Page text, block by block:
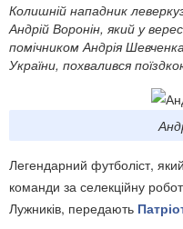
Колишній нападник
Андрій Воронін, який у
помічником Андрія
України, похвалився
Легендарний футболіст,
команди за селекційну
Лужників, передають